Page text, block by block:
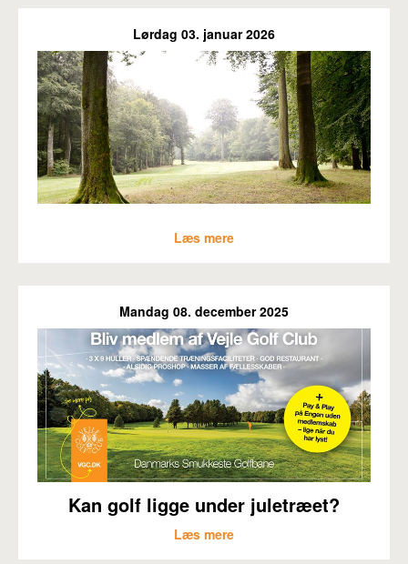
Lørdag 03. januar 2026
Læs mere
Mandag 08. december 2025
Kan golf ligge under juletræet?
Læs mere